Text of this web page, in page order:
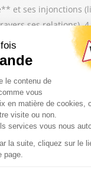
et ses injonctions
ses relations).
haleine qui
de la
assurant le lien